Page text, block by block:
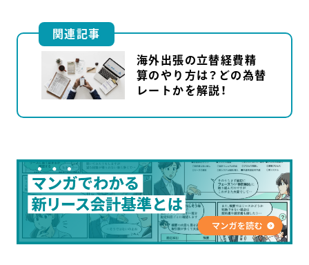
関連記事
海外出張の立替経費精
算のやり方は？どの為替
レートかを解説！